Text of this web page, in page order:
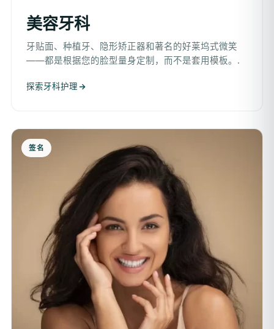
美容牙科
牙贴面、种植牙、隐形矫正器和著名的好莱坞式微笑
——都是根据您的脸型量身定制，而不是套用模板。.
探索牙科护理
签名